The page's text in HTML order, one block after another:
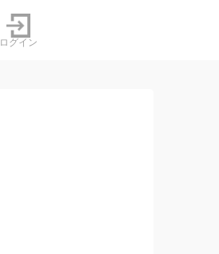
ログイン